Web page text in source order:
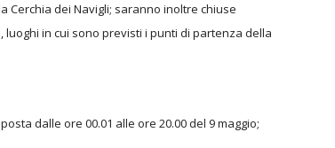
Cerchia dei Navigli; saranno inoltre chiuse
in cui sono previsti i punti di partenza della
dalle ore 00.01 alle ore 20.00 del 9 maggio;